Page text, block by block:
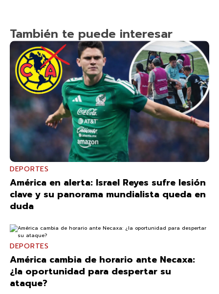
También te puede interesar
DEPORTES
América en alerta: Israel Reyes sufre lesión
clave y su panorama mundialista queda en
duda
DEPORTES
América cambia de horario ante Necaxa:
¿la oportunidad para despertar su
ataque?